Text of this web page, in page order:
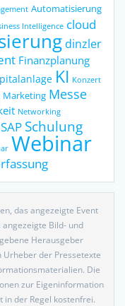
Automatisierung
Intelligence cloud
dinzler
Finanzplanung
KI Konzert
Marketing Messe
Networking
SAP Schulung
Webinar
das angezeigte Event
Bild- und
Herausgeber
Urheber der Pressetexte
Die
zur Eigeninformation
der Regel kostenfrei.